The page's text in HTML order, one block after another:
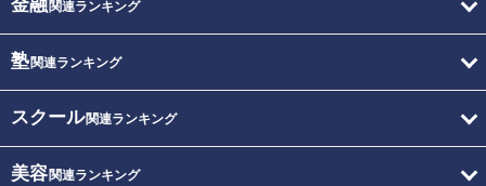
金融関連ランキング
塾関連ランキング
スクール関連ランキング
美容関連ランキング